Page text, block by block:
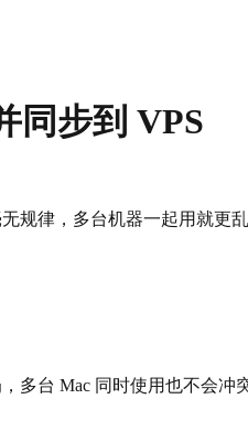
同步到 VPS
律，多台机器一起用就更
，多台 Mac 同时使用也不会冲